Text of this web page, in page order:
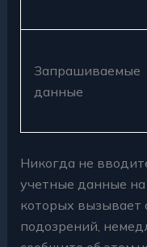
Запрашиваемые
данные
Никогда не
учетные данные
которых вызывает
подозрений,